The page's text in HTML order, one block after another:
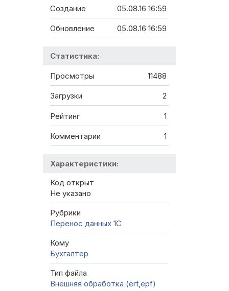
Создание 05.08.16 16:59
Обновление 05.08.16 16:59
Статистика:
Просмотры 11488
Загрузки 2
Рейтинг 1
Комментарии 1
Характеристики:
Код открыт
Не указано
Рубрики
Перенос данных 1C
Кому
Бухгалтер
Тип файла
Внешняя обработка (ert,epf)